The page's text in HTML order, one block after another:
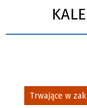
Trwające w